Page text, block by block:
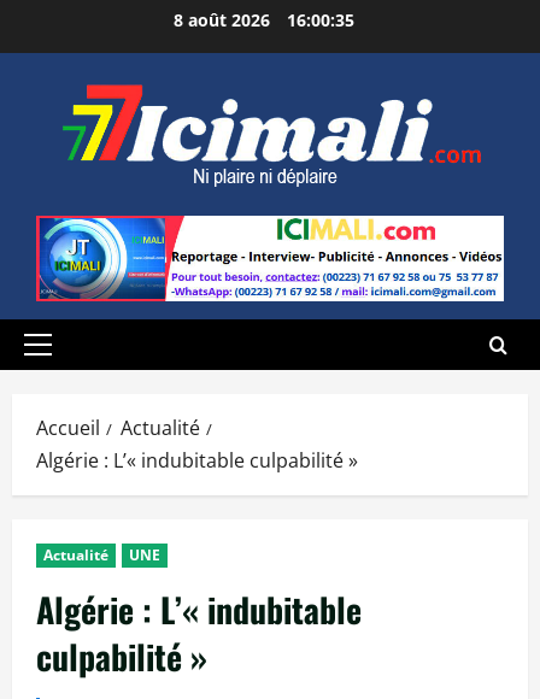
au
8 août 2026 16:00:36
Menu
Accueil
Actualité
Algérie : L’« indubitable culpabilité »
Actualité UNE
Algérie : L’« indubitable
culpabilité »